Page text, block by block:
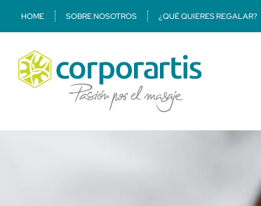
HOME SOBRE NOSOTROS ¿QUÉ QUIERES REGALAR?